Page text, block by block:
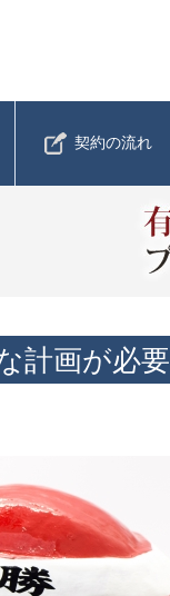
契約の流れ
計画が必要